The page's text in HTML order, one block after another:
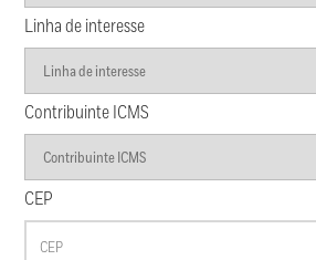
Linha de interesse
Contribuinte ICMS
CEP